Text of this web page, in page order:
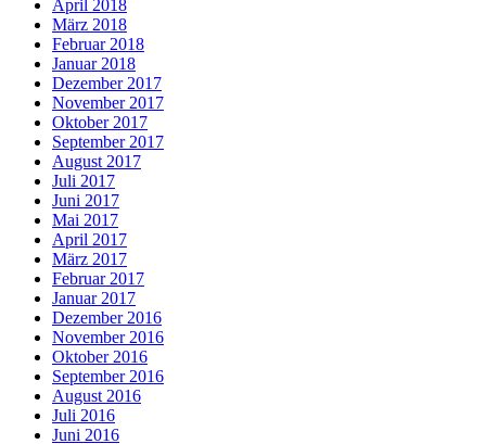
April 2018
März 2018
Februar 2018
Januar 2018
Dezember 2017
November 2017
Oktober 2017
September 2017
August 2017
Juli 2017
Juni 2017
Mai 2017
April 2017
März 2017
Februar 2017
Januar 2017
Dezember 2016
November 2016
Oktober 2016
September 2016
August 2016
Juli 2016
Juni 2016